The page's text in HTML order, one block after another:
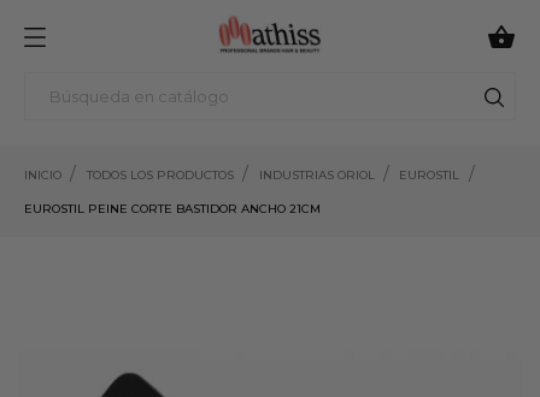

INICIO TODOS LOS PRODUCTOS INDUSTRIAS ORIOL EUROSTIL
EUROSTIL PEINE CORTE BASTIDOR ANCHO 21CM